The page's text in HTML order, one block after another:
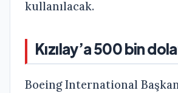
kullanılacak.
Kızılay’a 500 bin
Boeing International